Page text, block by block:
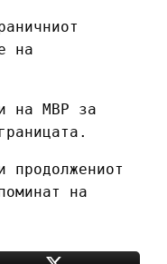
на
на МВР за
продолжениот
на